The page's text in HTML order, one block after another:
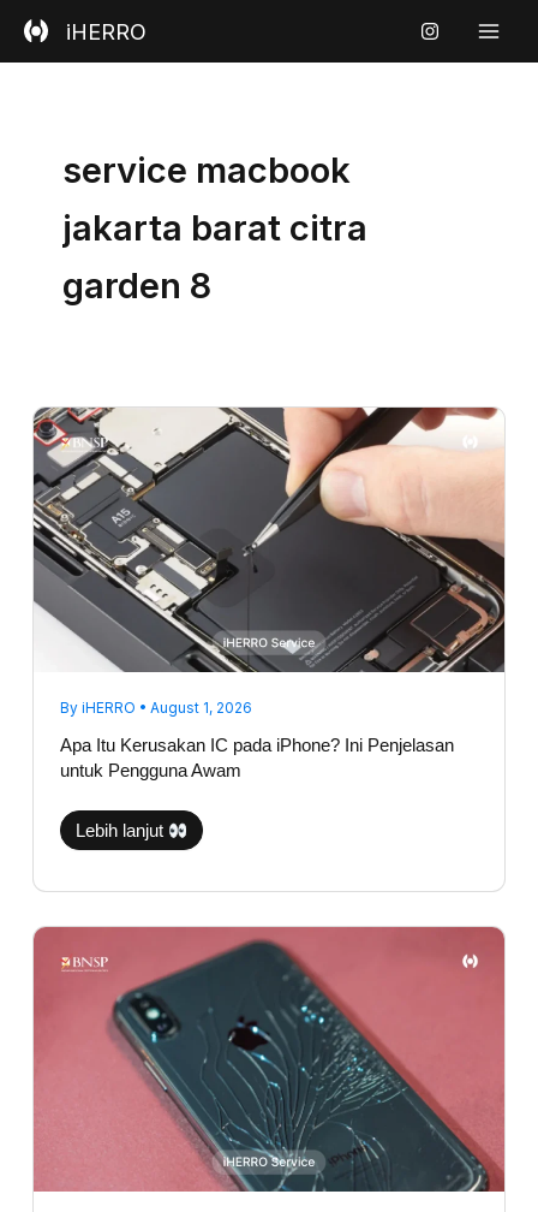
iHERRO
service macbook
jakarta barat citra
garden 8
By iHERRO • August 1, 2026
Apa Itu Kerusakan IC pada iPhone? Ini Penjelasan
untuk Pengguna Awam
Apa
Itu
Kerusakan
IC
pada
iPhone?
Ini
Penjelasan
untuk
Pengguna
Awam
Lebih lanjut
Pecah,
Apakah
Aman
Dibiarkan?